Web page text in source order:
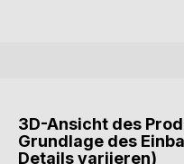
3D-Ansicht des
Grundlage des
Details variieren)